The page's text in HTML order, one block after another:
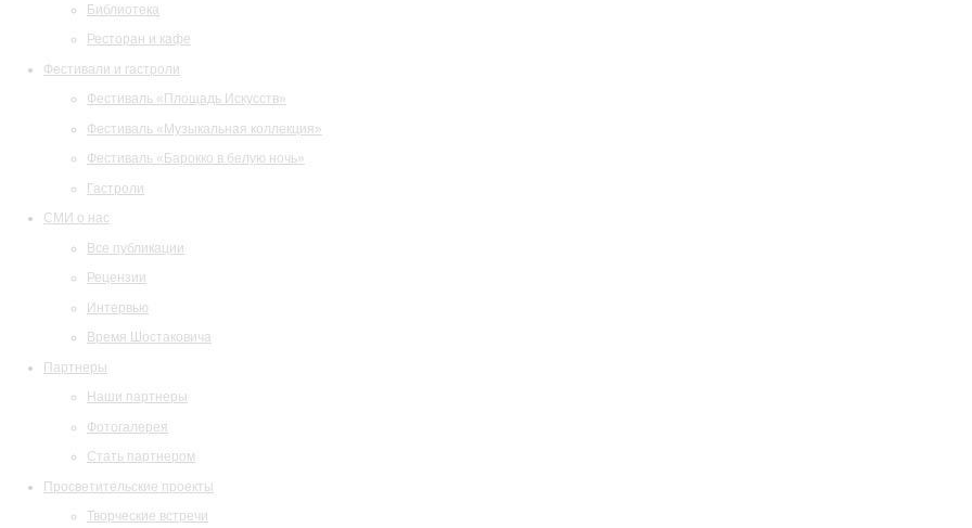
Библиотека
Ресторан и кафе
Фестивали и гастроли
Фестиваль «Площадь Искусств»
Фестиваль «Музыкальная коллекция»
Фестиваль «Барокко в белую ночь»
Гастроли
СМИ о нас
Все публикации
Рецензии
Интервью
Время Шостаковича
Партнеры
Наши партнеры
Фотогалерея
Стать партнером
Просветительские проекты
Творческие встречи